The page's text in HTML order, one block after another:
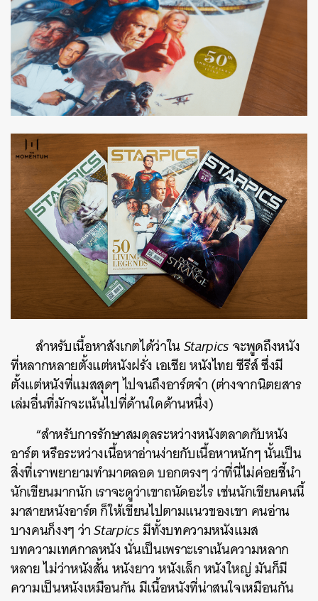
สำหรับเนื้อหาสังเกตได้ว่าในStarpicsจะพูดถึงหนัง
ที่หลากหลายตั้งแต่หนังฝรั่ง เอเชีย หนังไทย ซีรีส์ ซึ่งมี
ตั้งแต่หนังที่แมสสุดๆ ไปจนถึงอาร์ตจ๋า (ต่างจากนิตยสาร
เล่มอื่นที่มักจะเน้นไปที่ด้านใดด้านหนึ่ง)
“สำหรับการรักษาสมดุลระหว่างหนังตลาดกับหนัง
อาร์ต หรือระหว่างเนื้อหาอ่านง่ายกับเนื้อหาหนักๆ นั้นเป็น
สิ่งที่เราพยายามทำมาตลอด บอกตรงๆ ว่าที่นี่ไม่ค่อยชี้นำ
นักเขียนมากนัก เราจะดูว่าเขาถนัดอะไร เช่นนักเขียนคนนี้
มาสายหนังอาร์ต ก็ให้เขียนไปตามแนวของเขา คนอ่าน
บางคนก็งงๆ ว่าStarpicsมีทั้งบทความหนังแมส
บทความเทศกาลหนัง นั่นเป็นเพราะเราเน้นความหลาก
หลาย ไม่ว่าหนังสั้น หนังยาว หนังเล็ก หนังใหญ่ มันก็มี
ความเป็นหนังเหมือนกัน มีเนื้อหนังที่น่าสนใจเหมือนกัน